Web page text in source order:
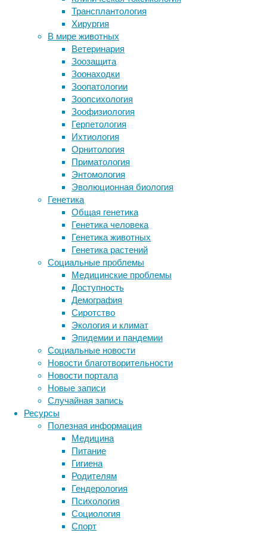
Трансплантология
Хирургия
В мире животных
Ветеринария
Зоозащита
Зоонаходки
Зоопатологии
Зоопсихология
Зоофизиология
Герпетология
Ихтиология
Орнитология
Приматология
Энтомология
Эволюционная биология
Генетика
Общая генетика
Генетика человека
Генетика животных
Генетика растений
Социальные проблемы
Медицинские проблемы
Доступность
Демография
Сиротство
Экология и климат
Эпидемии и пандемии
Социальные новости
Новости благотворительности
Новости портала
Новые записи
Случайная запись
Ресурсы
Полезная информация
Медицина
Питание
Гигиена
Родителям
Гендерология
Психология
Социология
Спорт
психология,
социология,
спорт
Многие
говорят,
что
занимаются
спортом
для
поддержания
здоровья.
Однако
ученые
помощью
инструментов
искусственного
интеллекта
машинного
обучения
установили,
что
на
самом
деле
большинство
людей
к
тренировкам
подталкивает
несколько
другая
причина.
Двойная ответственность: люди,
которые носят защитную маску,
также внимательнее относятся к
социальному дистанцированию
Самым дорогим лекарством в мире
стала новая терапия бета-
талассемии
У гигантских вирусов нашли
антивирусную систему
Обнаружены древнейшие на Земле
химические следы животных
Следите за новостями